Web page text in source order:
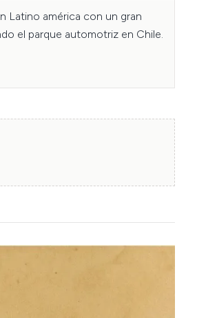
Latino américa con un gran
el parque automotriz en Chile.